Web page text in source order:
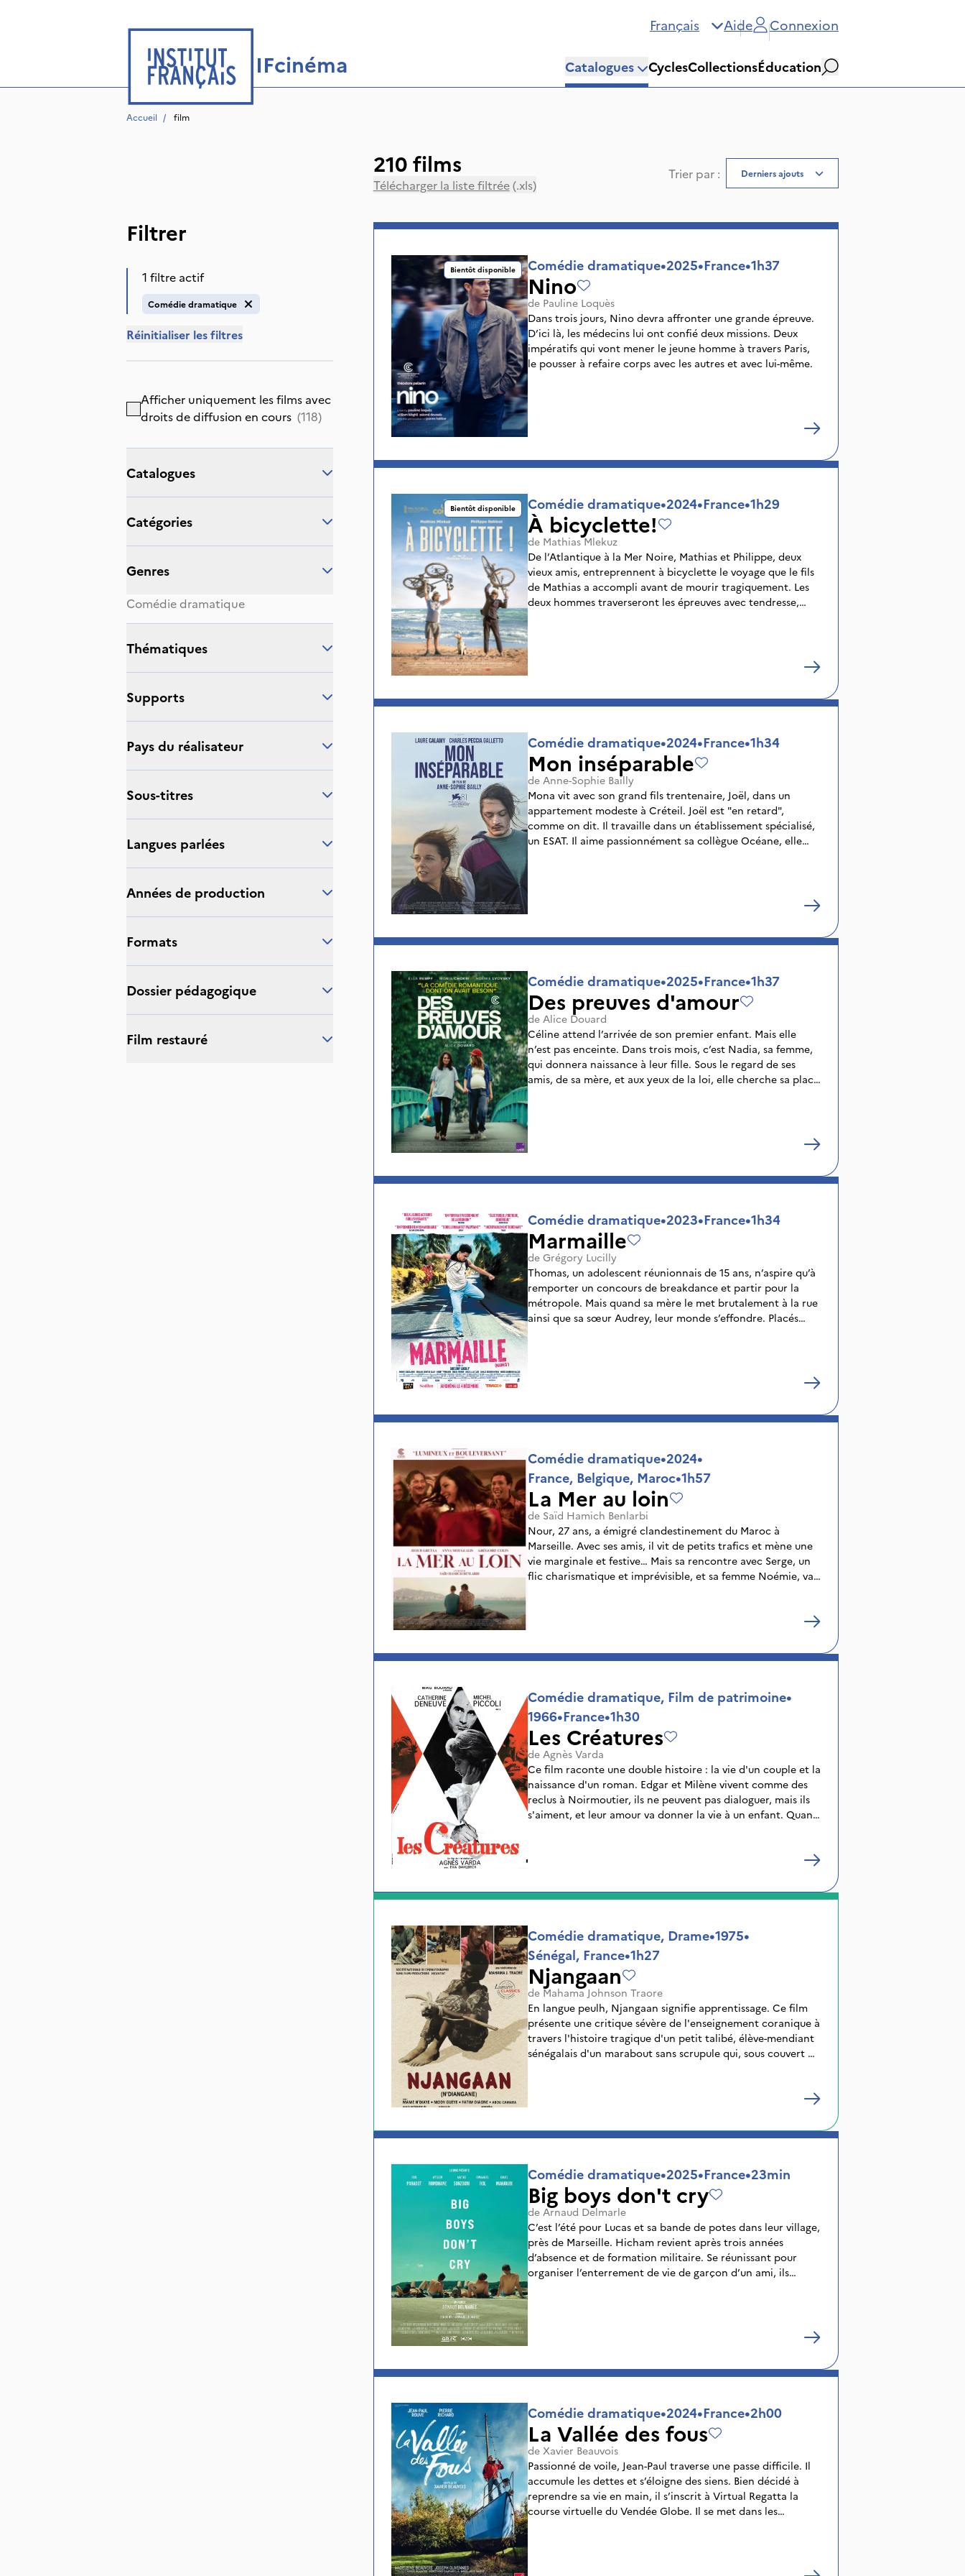
Français Aide Connexion
IFcinéma Catalogues CyclesCollectionsÉducation
Rechercher
Accueil / film
Filtrer
1 filtre actif
Comédie dramatique
Réinitialiser les filtres
Afficher uniquement les films avec
droits de diffusion en cours (118)
catalogues
catégories
genres
Comédie dramatique
thématiques
supports
Pays du réalisateur
sous-titres
langues parlées
Années de production
Formats
Dossier pédagogique
Film restauré
210 films
Télécharger la liste filtrée(.xls)
Trier par : Derniers ajouts
Bientôt disponible Comédie dramatique•2025•France•1h37
Nino
de Pauline Loquès
Dans trois jours, Nino devra affronter une grande épreuve.
D’ici là, les médecins lui ont confié deux missions. Deux
impératifs qui vont mener le jeune homme à travers Paris,
le pousser à refaire corps avec les autres et avec lui-même.
Bientôt disponible Comédie dramatique•2024•France•1h29
À bicyclette!
de Mathias Mlekuz
De l’Atlantique à la Mer Noire, Mathias et Philippe, deux
vieux amis, entreprennent à bicyclette le voyage que le fils
de Mathias a accompli avant de mourir tragiquement. Les
deux hommes traverseront les épreuves avec tendresse,
humour et émotion.
Comédie dramatique•2024•France•1h34
Mon inséparable
de Anne-Sophie Bailly
Mona vit avec son grand fils trentenaire, Joël, dans un
appartement modeste à Créteil. Joël est "en retard",
comme on dit. Il travaille dans un établissement spécialisé,
un ESAT. Il aime passionnément sa collègue Océane, elle
Comédie dramatique•2025•France•1h37
Des preuves d'amour
de Alice Douard
Céline attend l’arrivée de son premier enfant. Mais elle
n’est pas enceinte. Dans trois mois, c’est Nadia, sa femme,
qui donnera naissance à leur fille. Sous le regard de ses
amis, de sa mère, et aux yeux de la loi, elle cherche sa place
et sa légitimité.
Comédie dramatique•2023•France•1h34
Marmaille
de Grégory Lucilly
Thomas, un adolescent réunionnais de 15 ans, n’aspire qu’à
remporter un concours de breakdance et partir pour la
métropole. Mais quand sa mère le met brutalement à la rue
ainsi que sa sœur Audrey, leur monde s’effondre. Placés
chez leur père inconnu et livrés à eux-mêmes, ils doivent
Comédie dramatique•2024•
France, Belgique, Maroc•1h57
La Mer au loin
de Saïd Hamich Benlarbi
Nour, 27 ans, a émigré clandestinement du Maroc à
Marseille. Avec ses amis, il vit de petits trafics et mène une
vie marginale et festive… Mais sa rencontre avec Serge, un
flic charismatique et imprévisible, et sa femme Noémie, va
Comédie dramatique, Film de patrimoine•
1966•France•1h30
Les Créatures
de Agnès Varda
Ce film raconte une double histoire : la vie d'un couple et la
naissance d'un roman. Edgar et Milène vivent comme des
reclus à Noirmoutier, ils ne peuvent pas dialoguer, mais ils
s'aiment, et leur amour va donner la vie à un enfant. Quant
deviennent, les " créatures " de son roman. Les " créatures "
Edgar défend non seulement ses convictions, mais aussi son
Comédie dramatique, Drame•1975•
Sénégal, France•1h27
Njangaan
de Mahama Johnson Traore
En langue peulh, Njangaan signifie apprentissage. Ce film
présente une critique sévère de l'enseignement coranique à
travers l'histoire tragique d'un petit talibé, élève-mendiant
sénégalais d'un marabout sans scrupule qui, sous couvert de
mères et confiés à un maître chargé de leur éducation. Sous
nourriture, de cultiver les champs, de ramasser le bois et de
l'apprentissage et à la récitation du Coran.
Comédie dramatique•2025•France•23min
Big boys don't cry
de Arnaud Delmarle
C’est l’été pour Lucas et sa bande de potes dans leur village,
près de Marseille. Hicham revient après trois années
d’absence et de formation militaire. Se réunissant pour
organiser l’enterrement de vie de garçon d’un ami, ils
enchaînent les soirées en bord de mer avec joie. Mais le
retour d’Hicham ravive des émotions à fleur de peau chez
ces hommes que l’été avait desséchés.
Comédie dramatique•2024•France•2h00
La Vallée des fous
de Xavier Beauvois
Passionné de voile, Jean-Paul traverse une passe difficile. Il
accumule les dettes et s’éloigne des siens. Bien décidé à
reprendre sa vie en main, il s’inscrit à Virtual Regatta la
course virtuelle du Vendée Globe. Il se met dans les
conditions d’un vrai skipper en s’isolant pendant 3 mois sur
autres, lui permettra de renouer avec sa famille mais
surtout avec lui-même.